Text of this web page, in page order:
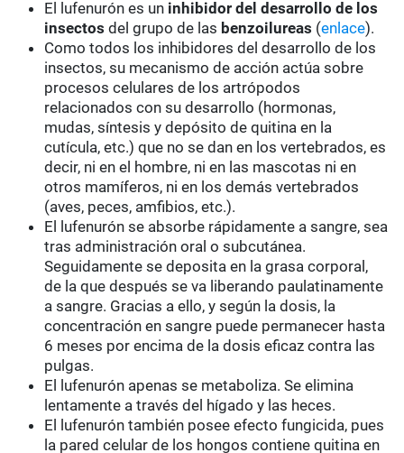
El lufenurón es un inhibidor del desarrollo de los
insectos del grupo de las benzoilureas (enlace).
Como todos los inhibidores del desarrollo de los
insectos, su mecanismo de acción actúa sobre
procesos celulares de los artrópodos
relacionados con su desarrollo (hormonas,
mudas, síntesis y depósito de quitina en la
cutícula, etc.) que no se dan en los vertebrados, es
decir, ni en el hombre, ni en las mascotas ni en
otros mamíferos, ni en los demás vertebrados
(aves, peces, amfibios, etc.).
El lufenurón se absorbe rápidamente a sangre, sea
tras administración oral o subcutánea.
Seguidamente se deposita en la grasa corporal,
de la que después se va liberando paulatinamente
a sangre. Gracias a ello, y según la dosis, la
concentración en sangre puede permanecer hasta
6 meses por encima de la dosis eficaz contra las
pulgas.
El lufenurón apenas se metaboliza. Se elimina
lentamente a través del hígado y las heces.
El lufenurón también posee efecto fungicida, pues
la pared celular de los hongos contiene quitina en